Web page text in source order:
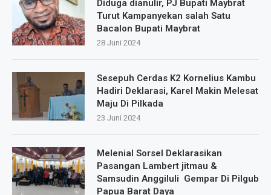
Diduga dianulir, PJ Bupati Maybrat
Turut Kampanyekan salah Satu
Bacalon Bupati Maybrat
28 Juni 2024
Sesepuh Cerdas K2 Kornelius Kambu
Hadiri Deklarasi, Karel Makin Melesat
Maju Di Pilkada
23 Juni 2024
Melenial Sorsel Deklarasikan
Pasangan Lambert jitmau &
Samsudin Anggiluli Gempar Di Pilgub
Papua Barat Daya